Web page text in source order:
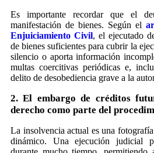
Es importante recordar que el
manifestación de bienes. Según el
Enjuiciamiento Civil, el ejecutado
de bienes suficientes para cubrir la
silencio o aporta información
multas coercitivas periódicas e,
delito de desobediencia grave a la
2. El embargo de créditos
derecho como parte del
La insolvencia actual es una
dinámico. Una ejecución judicial